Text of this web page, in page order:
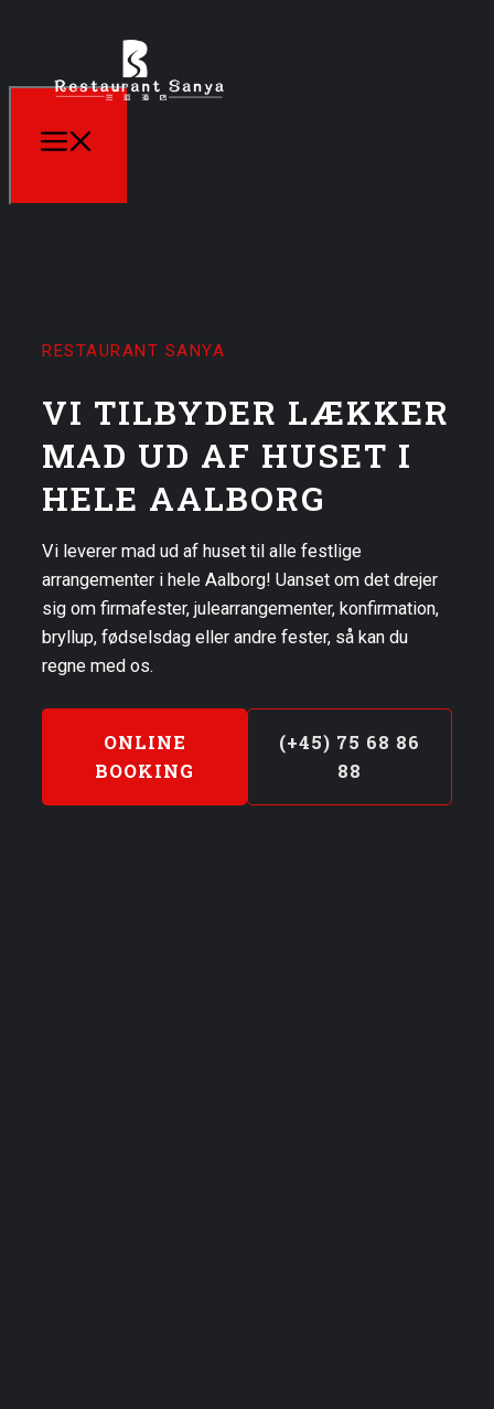
RESTAURANT SANYA
VI TILBYDER LÆKKER
MAD UD AF HUSET I
HELE AALBORG
Vi leverer mad ud af huset til alle festlige
arrangementer i hele Aalborg! Uanset om det drejer
sig om firmafester, julearrangementer, konfirmation,
bryllup, fødselsdag eller andre fester, så kan du
regne med os.
ONLINE
BOOKING
(+45) 75 68 86
88